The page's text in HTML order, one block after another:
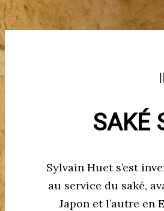
SAKÉ
Sylvain Huet s’est
au service du saké,
Japon et l’autre en